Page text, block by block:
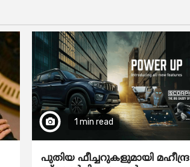
1 min read
പുതിയ ഫീച്ചറുകളുമായി മഹീന്ദ്ര